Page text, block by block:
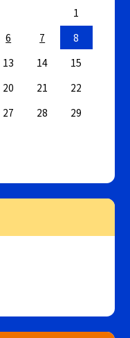
1
6 7
8
13 14
15
20 21
22
27 28
29